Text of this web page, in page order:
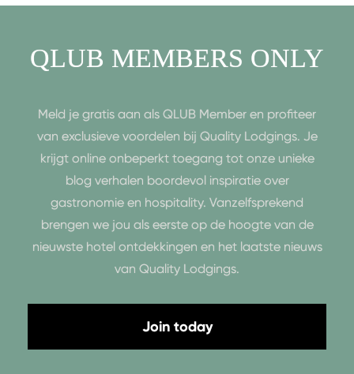
QLUB MEMBERS ONLY
Meld je gratis aan als QLUB Member en profiteer
van exclusieve voordelen bij Quality Lodgings. Je
krijgt online onbeperkt toegang tot onze unieke
blog verhalen boordevol inspiratie over
gastronomie en hospitality. Vanzelfsprekend
brengen we jou als eerste op de hoogte van de
nieuwste hotel ontdekkingen en het laatste nieuws
van Quality Lodgings.
Join today